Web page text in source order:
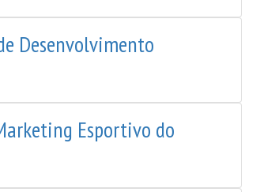
Desenvolvimento
Esportivo do